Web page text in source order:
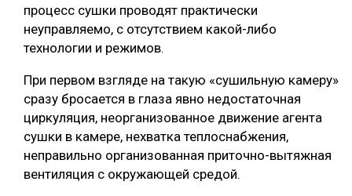
процесс сушки проводят практически
неуправляемо, с отсутствием какой-либо
технологии и режимов.
При первом взгляде на такую «сушильную камеру»
сразу бросается в глаза явно недостаточная
циркуляция, неорганизованное движение агента
сушки в камере, нехватка теплоснабжения,
неправильно организованная приточно-вытяжная
вентиляция с окружающей средой.